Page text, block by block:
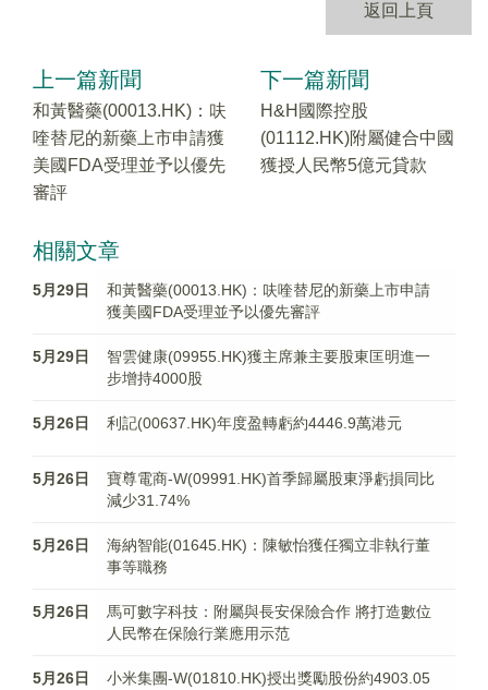
返回上頁
上一篇新聞
和黃醫藥(00013.HK)：呋
喹替尼的新藥上市申請獲
美國FDA受理並予以優先
審評
下一篇新聞
H&H國際控股
(01112.HK)附屬健合中國
獲授人民幣5億元貸款
相關文章
5月29日
和黃醫藥(00013.HK)：呋喹替尼的新藥上市申請
獲美國FDA受理並予以優先審評
5月29日
智雲健康(09955.HK)獲主席兼主要股東匡明進一
步增持4000股
5月26日 利記(00637.HK)年度盈轉虧約4446.9萬港元
5月26日
寶尊電商-W(09991.HK)首季歸屬股東淨虧損同比
減少31.74%
5月26日
海納智能(01645.HK)：陳敏怡獲任獨立非執行董
事等職務
5月26日
馬可數字科技：附屬與長安保險合作 將打造數位
人民幣在保險行業應用示范
5月26日
小米集團-W(01810.HK)授出獎勵股份約4903.05